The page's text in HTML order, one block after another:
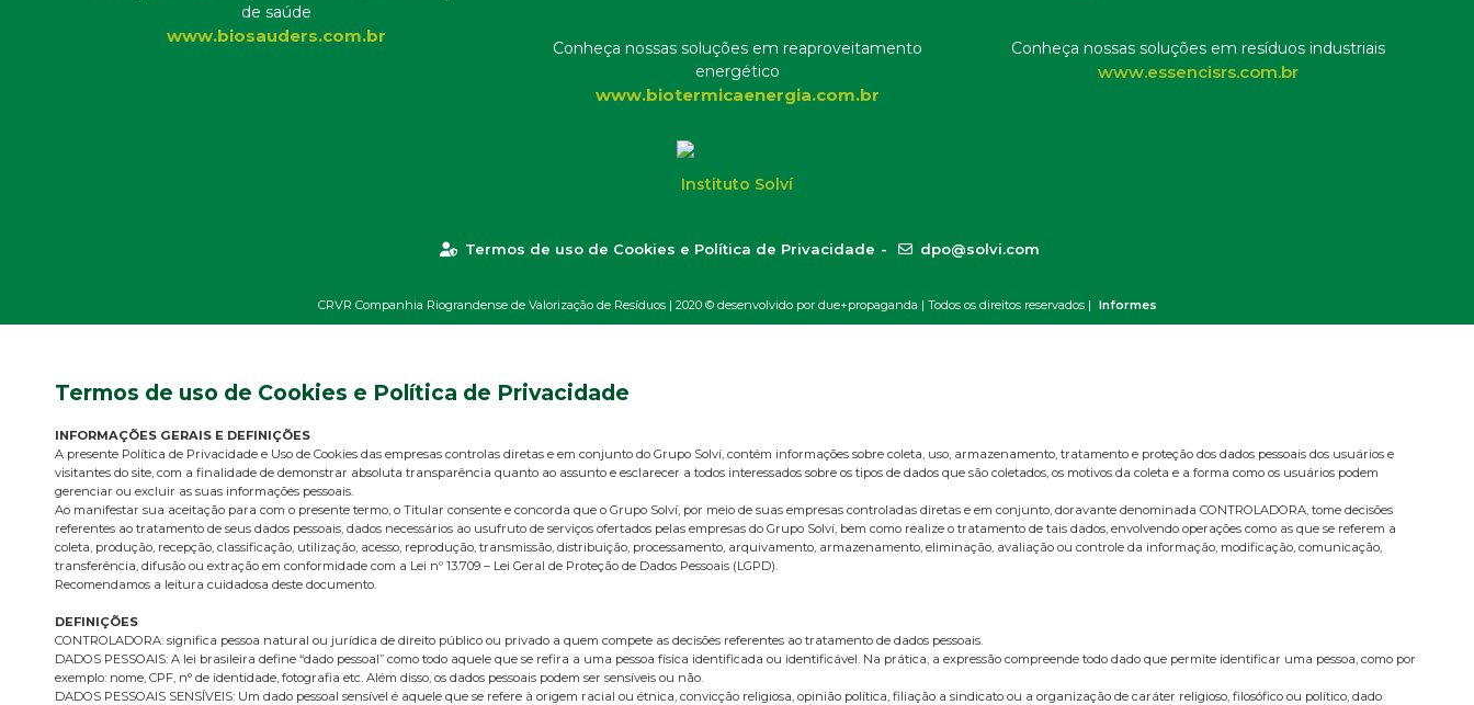
de saúde
www.biosauders.com.br
Conheça nossas soluções em reaproveitamento
energético
www.biotermicaenergia.com.br
Conheça nossas soluções em resíduos industriais
www.essencisrs.com.br
Instituto Solví
Termos de uso de Cookies e Política de Privacidade - dpo@solvi.com
CRVR Companhia Riograndense de Valorização de Resíduos | 2020 © desenvolvido por due+propaganda | Todos os direitos reservados | Informes
Termos de uso de Cookies e Política de Privacidade
INFORMAÇÕES GERAIS E DEFINIÇÕES
A presente Política de Privacidade e Uso de Cookies das empresas controlas diretas e em conjunto do Grupo Solví, contém informações sobre coleta, uso, armazenamento, tratamento e proteção dos dados pessoais dos usuários e
visitantes do site, com a finalidade de demonstrar absoluta transparência quanto ao assunto e esclarecer a todos interessados sobre os tipos de dados que são coletados, os motivos da coleta e a forma como os usuários podem
gerenciar ou excluir as suas informações pessoais.
Ao manifestar sua aceitação para com o presente termo, o Titular consente e concorda que o Grupo Solví, por meio de suas empresas controladas diretas e em conjunto, doravante denominada CONTROLADORA, tome decisões
referentes ao tratamento de seus dados pessoais, dados necessários ao usufruto de serviços ofertados pelas empresas do Grupo Solví, bem como realize o tratamento de tais dados, envolvendo operações como as que se referem a
coleta, produção, recepção, classificação, utilização, acesso, reprodução, transmissão, distribuição, processamento, arquivamento, armazenamento, eliminação, avaliação ou controle da informação, modificação, comunicação,
transferência, difusão ou extração em conformidade com a Lei nº 13.709 – Lei Geral de Proteção de Dados Pessoais (LGPD).
Recomendamos a leitura cuidadosa deste documento.
DEFINIÇÕES
CONTROLADORA: significa pessoa natural ou jurídica de direito público ou privado a quem compete as decisões referentes ao tratamento de dados pessoais.
DADOS PESSOAIS: A lei brasileira define “dado pessoal” como todo aquele que se refira a uma pessoa física identificada ou identificável. Na prática, a expressão compreende todo dado que permite identificar uma pessoa, como por
exemplo: nome, CPF, n° de identidade, fotografia etc. Além disso, os dados pessoais podem ser sensíveis ou não.
DADOS PESSOAIS SENSÍVEIS: Um dado pessoal sensível é aquele que se refere à origem racial ou étnica, convicção religiosa, opinião política, filiação a sindicato ou a organização de caráter religioso, filosófico ou político, dado